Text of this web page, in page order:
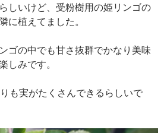
しいけど、受粉樹用の姫リンゴの
に植えてました。
ゴの中でも甘さ抜群でかなり美味
しみです。
も実がたくさんできるらしいで